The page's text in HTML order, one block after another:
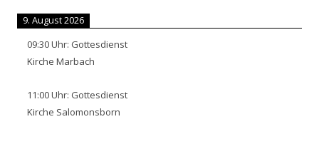
9. August 2026
09:30Uhr: Gottesdienst
Kirche Marbach
11:00Uhr: Gottesdienst
Kirche Salomonsborn